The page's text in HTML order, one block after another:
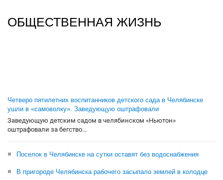
ОБЩЕСТВЕННАЯ ЖИЗНЬ
Четверо пятилетних воспитанников детского сада в Челябинске
ушли в «самоволку». Заведующую оштрафовали
Заведующую детским садом в челябинском «Ньютон»
оштрафовали за бегство...
Поселок в Челябинске на сутки оставят без водоснабжения
В пригороде Челябинска рабочего засыпало землей в колодце